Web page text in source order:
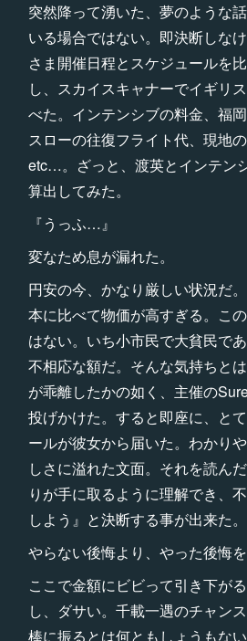
突然降って湧いた、夢のような
いる場合ではない。即決断しな
さま開催日程とスケジュールを
し、スカイスキャナーでイギリ
べた。インテンシブの料金、福
スローの往復フライト代、現地の
etc…。ざっと、渡英とインテン
算出してみた。
『うっふ…』
変なため息が漏れた。
円安の今、かなり厳しい状況だ
本に比べて物価が高すぎる。こ
はない。いち小市民で大貧民で
不相応な額だ。そんな気持ちと
が乖離したかの如く、主催の
投げかけた。すると即座に、と
ールが彼女から届いた。わかり
しさに溢れた文面。それを読ん
りが手に取るように理解でき、
しよう』と決断する事が出来た。
やらない後悔より、やった後悔を
ここで金額にビビって引き下が
し、ダサい。千載一遇のチャン
棒に振るとは何ともしょうもな